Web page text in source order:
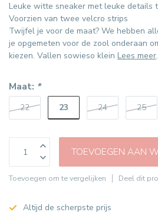
Leuke witte sneaker met leuke details
Voorzien van twee velcro strips
Twijfel je voor de maat? We hebben
je opgemeten voor de zool onderaan
kiezen. Vallen sowieso klein Lees meer.
Maat: *
22 23 24 25
TOEVOEGEN AAN
Toevoegen om te vergelijken Deel dit
Altijd de scherpste prijs